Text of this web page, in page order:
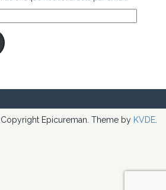
Epicureman. Theme by KVDE.